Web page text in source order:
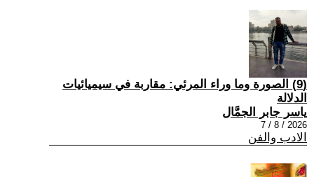
(9) الصورة وما وراء المرئي: مقاربة في سيميائيات
الدلالة
ياسر جابر الجمَّال
2026 / 8 / 7
الادب والفن